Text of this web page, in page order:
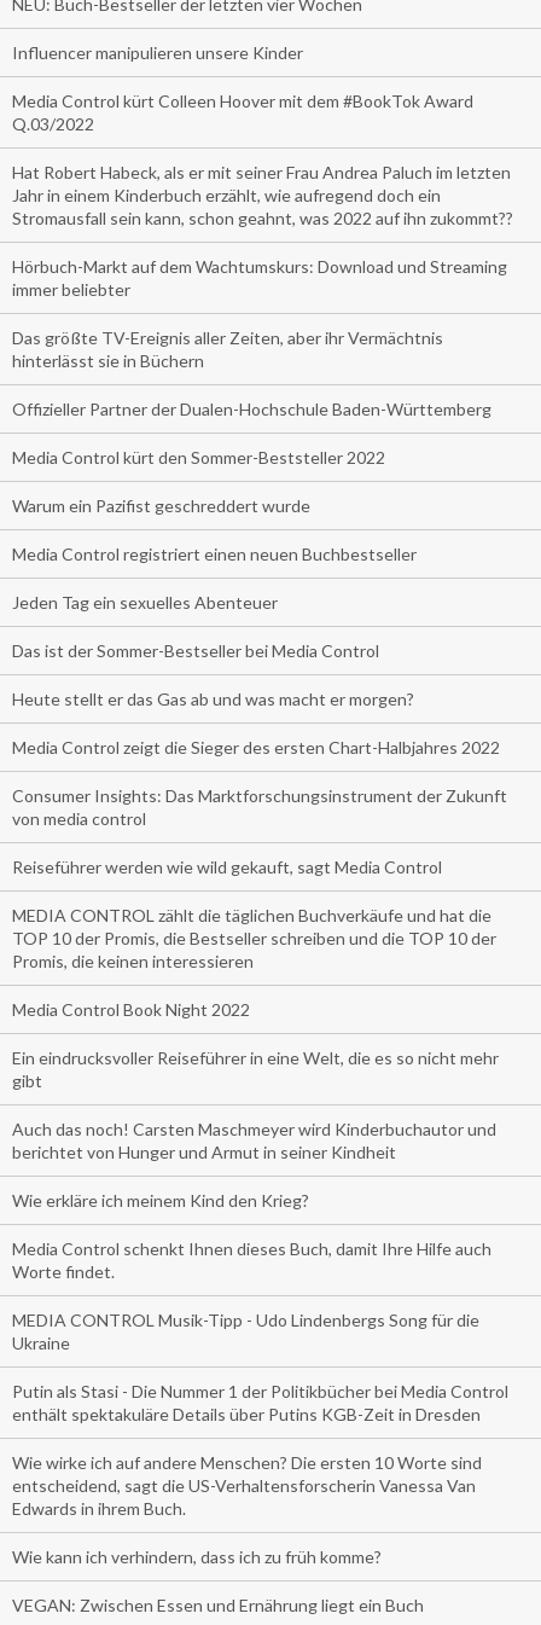
NEU: Buch-Bestseller der letzten vier Wochen
Influencer manipulieren unsere Kinder
Media Control kürt Colleen Hoover mit dem #BookTok Award
Q.03/2022
Hat Robert Habeck, als er mit seiner Frau Andrea Paluch im letzten
Jahr in einem Kinderbuch erzählt, wie aufregend doch ein
Stromausfall sein kann, schon geahnt, was 2022 auf ihn zukommt??
Hörbuch-Markt auf dem Wachtumskurs: Download und Streaming
immer beliebter
Das größte TV-Ereignis aller Zeiten, aber ihr Vermächtnis
hinterlässt sie in Büchern
Offizieller Partner der Dualen-Hochschule Baden-Württemberg
Media Control kürt den Sommer-Beststeller 2022
Warum ein Pazifist geschreddert wurde
Media Control registriert einen neuen Buchbestseller
Jeden Tag ein sexuelles Abenteuer
Das ist der Sommer-Bestseller bei Media Control
Heute stellt er das Gas ab und was macht er morgen?
Media Control zeigt die Sieger des ersten Chart-Halbjahres 2022
Consumer Insights: Das Marktforschungsinstrument der Zukunft
von media control
Reiseführer werden wie wild gekauft, sagt Media Control
MEDIA CONTROL zählt die täglichen Buchverkäufe und hat die
TOP 10 der Promis, die Bestseller schreiben und die TOP 10 der
Promis, die keinen interessieren
Media Control Book Night 2022
Ein eindrucksvoller Reiseführer in eine Welt, die es so nicht mehr
gibt
Auch das noch! Carsten Maschmeyer wird Kinderbuchautor und
berichtet von Hunger und Armut in seiner Kindheit
Wie erkläre ich meinem Kind den Krieg?
Media Control schenkt Ihnen dieses Buch, damit Ihre Hilfe auch
Worte findet.
MEDIA CONTROL Musik-Tipp - Udo Lindenbergs Song für die
Ukraine
Putin als Stasi - Die Nummer 1 der Politikbücher bei Media Control
enthält spektakuläre Details über Putins KGB-Zeit in Dresden
Wie wirke ich auf andere Menschen? Die ersten 10 Worte sind
entscheidend, sagt die US-Verhaltensforscherin Vanessa Van
Edwards in ihrem Buch.
Wie kann ich verhindern, dass ich zu früh komme?
VEGAN: Zwischen Essen und Ernährung liegt ein Buch